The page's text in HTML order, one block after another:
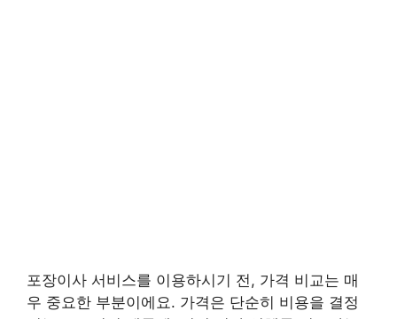
포장이사 서비스를 이용하시기 전, 가격 비교는 매
우 중요한 부분이에요. 가격은 단순히 비용을 결정